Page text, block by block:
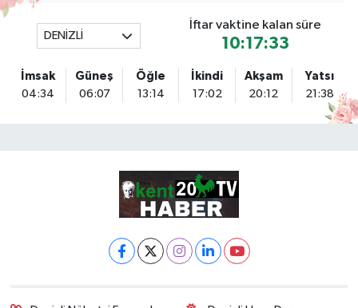
DENİZLİ
İftar vaktine kalan süre
10:17:32
İmsak
04:34
Güneş
06:07
Öğle
13:14
İkindi
17:02
Akşam
20:12
Yatsı
21:38